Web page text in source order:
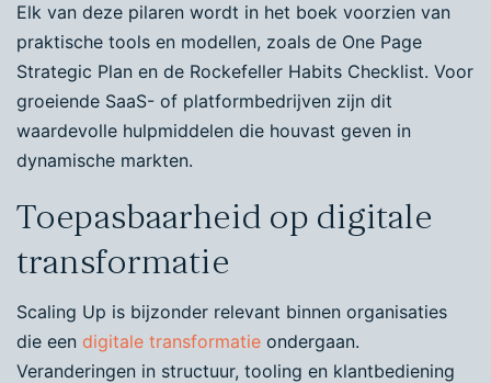
Elk van deze pilaren wordt in het boek voorzien van
praktische tools en modellen, zoals de One Page
Strategic Plan en de Rockefeller Habits Checklist. Voor
groeiende SaaS- of platformbedrijven zijn dit
waardevolle hulpmiddelen die houvast geven in
dynamische markten.
Toepasbaarheid op digitale
transformatie
Scaling Up is bijzonder relevant binnen organisaties
die een digitale transformatie ondergaan.
Veranderingen in structuur, tooling en klantbediening